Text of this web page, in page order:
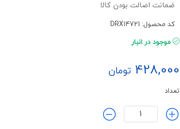
ضمانت اصالت بودن کالا
کد محصول: DRX14721
موجود در انبار
428,000 تومان
تعداد